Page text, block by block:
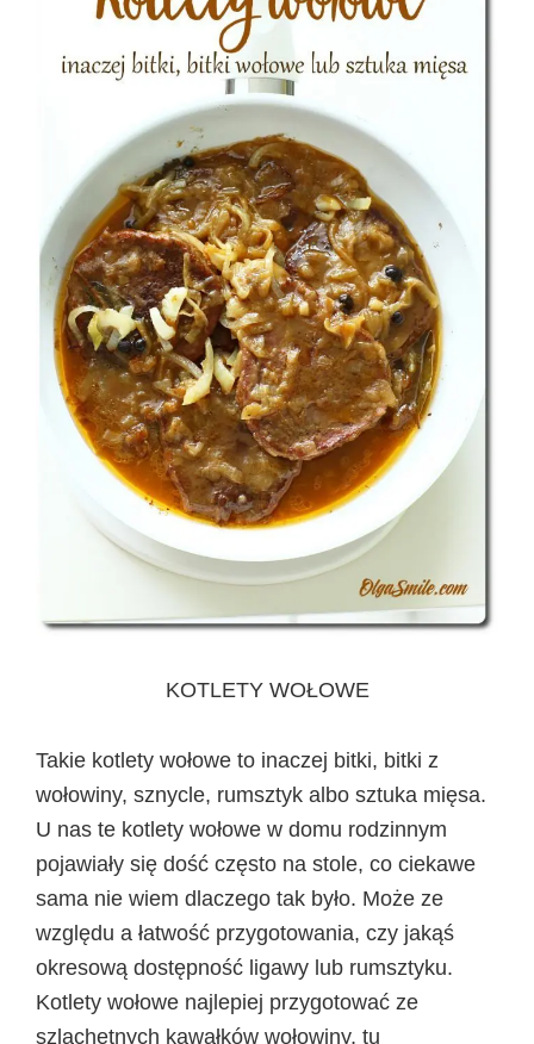
KOTLETY WOŁOWE
Takie kotlety wołowe to inaczej bitki, bitki z
wołowiny, sznycle, rumsztyk albo sztuka mięsa.
U nas te kotlety wołowe w domu rodzinnym
pojawiały się dość często na stole, co ciekawe
sama nie wiem dlaczego tak było. Może ze
względu a łatwość przygotowania, czy jakąś
okresową dostępność ligawy lub rumsztyku.
Kotlety wołowe najlepiej przygotować ze
szlachetnych kawałków wołowiny, tu